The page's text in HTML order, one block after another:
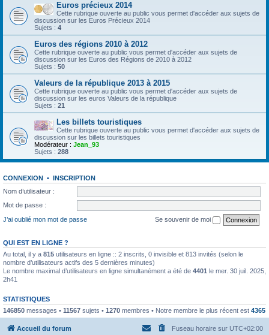
Euros précieux 2014
Cette rubrique ouverte au public vous permet d'accéder aux sujets de
discussion sur les Euros Précieux 2014
Sujets : 4
Euros des régions 2010 à 2012
Cette rubrique ouverte au public vous permet d'accéder aux sujets de
discussion sur les Euros des Régions de 2010 à 2012
Sujets : 50
Valeurs de la république 2013 à 2015
Cette rubrique ouverte au public vous permet d'accéder aux sujets de
discussion sur les euros Valeurs de la république
Sujets : 21
Les billets touristiques
Cette rubrique ouverte au public vous permet d'accéder aux sujets de
discussion sur les billets touristiques
Modérateur : Jean_93
Sujets : 288
CONNEXION • INSCRIPTION
Nom d’utilisateur :
Mot de passe :
J’ai oublié mon mot de passe
Se souvenir de moi
QUI EST EN LIGNE ?
Au total, il y a 815 utilisateurs en ligne :: 2 inscrits, 0 invisible et 813 invités (selon le
nombre d’utilisateurs actifs des 5 dernières minutes)
Le nombre maximal d’utilisateurs en ligne simultanément a été de 4401 le mer. 30 juil. 2025,
2h41
STATISTIQUES
146850 messages • 11567 sujets • 1270 membres • Notre membre le plus récent est 4365
Accueil du forum Fuseau horaire sur UTC+02:00